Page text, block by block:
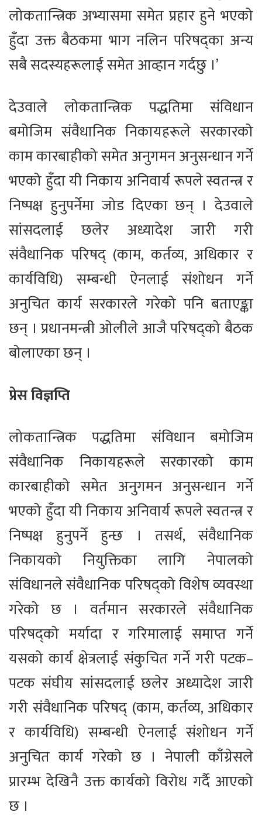
लोकतान्त्रिक अभ्यासमा समेत प्रहार हुने भएको
हुँदा उक्त बैठकमा भाग नलिन परिषद्का अन्य
सबै सदस्यहरूलाई समेत आव्हान गर्दछु ।’
देउवाले लोकतान्त्रिक पद्धतिमा संविधान
बमोजिम संवैधानिक निकायहरूले सरकारको
काम कारबाहीको समेत अनुगमन अनुसन्धान गर्ने
भएको हुँदा यी निकाय अनिवार्य रूपले स्वतन्त्र र
निष्पक्ष हुनुपर्नेमा जोड दिएका छन् । देउवाले
सांसदलाई छलेर अध्यादेश जारी गरी
संवैधानिक परिषद् (काम, कर्तव्य, अधिकार र
कार्यविधि) सम्बन्धी ऐनलाई संशोधन गर्ने
अनुचित कार्य सरकारले गरेको पनि बताएङ्का
छन् । प्रधानमन्त्री ओलीले आजै परिषद्को बैठक
बोलाएका छन् ।
प्रेस विज्ञप्ति
लोकतान्त्रिक पद्धतिमा संविधान बमोजिम
संवैधानिक निकायहरूले सरकारको काम
कारबाहीको समेत अनुगमन अनुसन्धान गर्ने
भएको हुँदा यी निकाय अनिवार्य रूपले स्वतन्त्र र
निष्पक्ष हुनुपर्ने हुन्छ । तसर्थ, संवैधानिक
निकायको नियुक्तिका लागि नेपालको
संविधानले संवैधानिक परिषद्को विशेष व्यवस्था
गरेको छ । वर्तमान सरकारले संवैधानिक
परिषद्को मर्यादा र गरिमालाई समाप्त गर्ने
यसको कार्य क्षेत्रलाई संकुचित गर्ने गरी पटक–
पटक संघीय सांसदलाई छलेर अध्यादेश जारी
गरी संवैधानिक परिषद् (काम, कर्तव्य, अधिकार
र कार्यविधि) सम्बन्धी ऐनलाई संशोधन गर्ने
अनुचित कार्य गरेको छ । नेपाली काँग्रेसले
प्रारम्भ देखिनै उक्त कार्यको विरोध गर्दै आएको
छ ।